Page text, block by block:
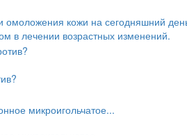
омоложения кожи на сегодняшний
в лечении возрастных изменений.